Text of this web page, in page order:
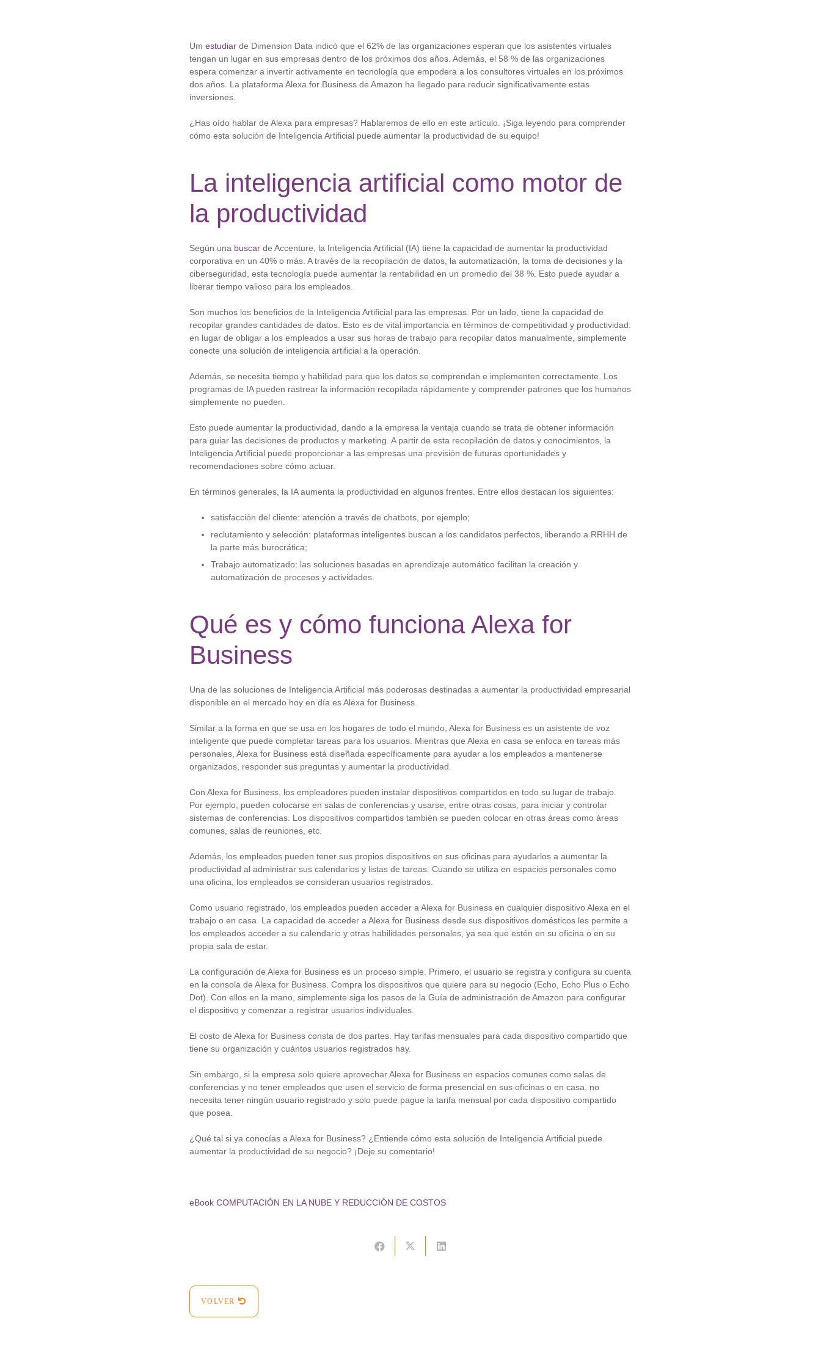
Um estudiar de Dimension Data indicó que el 62% de las organizaciones esperan que los asistentes virtuales
tengan un lugar en sus empresas dentro de los próximos dos años. Además, el 58 % de las organizaciones
espera comenzar a invertir activamente en tecnología que empodera a los consultores virtuales en los próximos
dos años. La plataforma Alexa for Business de Amazon ha llegado para reducir significativamente estas
inversiones.
¿Has oído hablar de Alexa para empresas? Hablaremos de ello en este artículo. ¡Siga leyendo para comprender
cómo esta solución de Inteligencia Artificial puede aumentar la productividad de su equipo!
La inteligencia artificial como motor de
la productividad
Según una buscar de Accenture, la Inteligencia Artificial (IA) tiene la capacidad de aumentar la productividad
corporativa en un 40% o más. A través de la recopilación de datos, la automatización, la toma de decisiones y la
ciberseguridad, esta tecnología puede aumentar la rentabilidad en un promedio del 38 %. Esto puede ayudar a
liberar tiempo valioso para los empleados.
Son muchos los beneficios de la Inteligencia Artificial para las empresas. Por un lado, tiene la capacidad de
recopilar grandes cantidades de datos. Esto es de vital importancia en términos de competitividad y productividad:
en lugar de obligar a los empleados a usar sus horas de trabajo para recopilar datos manualmente, simplemente
conecte una solución de inteligencia artificial a la operación.
Además, se necesita tiempo y habilidad para que los datos se comprendan e implementen correctamente. Los
programas de IA pueden rastrear la información recopilada rápidamente y comprender patrones que los humanos
simplemente no pueden.
Esto puede aumentar la productividad, dando a la empresa la ventaja cuando se trata de obtener información
para guiar las decisiones de productos y marketing. A partir de esta recopilación de datos y conocimientos, la
Inteligencia Artificial puede proporcionar a las empresas una previsión de futuras oportunidades y
recomendaciones sobre cómo actuar.
En términos generales, la IA aumenta la productividad en algunos frentes. Entre ellos destacan los siguientes:
satisfacción del cliente: atención a través de chatbots, por ejemplo;
reclutamiento y selección: plataformas inteligentes buscan a los candidatos perfectos, liberando a RRHH de
la parte más burocrática;
Trabajo automatizado: las soluciones basadas en aprendizaje automático facilitan la creación y
automatización de procesos y actividades.
Qué es y cómo funciona Alexa for
Business
Una de las soluciones de Inteligencia Artificial más poderosas destinadas a aumentar la productividad empresarial
disponible en el mercado hoy en día es Alexa for Business.
Similar a la forma en que se usa en los hogares de todo el mundo, Alexa for Business es un asistente de voz
inteligente que puede completar tareas para los usuarios. Mientras que Alexa en casa se enfoca en tareas más
personales, Alexa for Business está diseñada específicamente para ayudar a los empleados a mantenerse
organizados, responder sus preguntas y aumentar la productividad.
Con Alexa for Business, los empleadores pueden instalar dispositivos compartidos en todo su lugar de trabajo.
Por ejemplo, pueden colocarse en salas de conferencias y usarse, entre otras cosas, para iniciar y controlar
sistemas de conferencias. Los dispositivos compartidos también se pueden colocar en otras áreas como áreas
comunes, salas de reuniones, etc.
Además, los empleados pueden tener sus propios dispositivos en sus oficinas para ayudarlos a aumentar la
productividad al administrar sus calendarios y listas de tareas. Cuando se utiliza en espacios personales como
una oficina, los empleados se consideran usuarios registrados.
Como usuario registrado, los empleados pueden acceder a Alexa for Business en cualquier dispositivo Alexa en el
trabajo o en casa. La capacidad de acceder a Alexa for Business desde sus dispositivos domésticos les permite a
los empleados acceder a su calendario y otras habilidades personales, ya sea que estén en su oficina o en su
propia sala de estar.
La configuración de Alexa for Business es un proceso simple. Primero, el usuario se registra y configura su cuenta
en la consola de Alexa for Business. Compra los dispositivos que quiere para su negocio (Echo, Echo Plus o Echo
Dot). Con ellos en la mano, simplemente siga los pasos de la Guía de administración de Amazon para configurar
el dispositivo y comenzar a registrar usuarios individuales.
El costo de Alexa for Business consta de dos partes. Hay tarifas mensuales para cada dispositivo compartido que
tiene su organización y cuántos usuarios registrados hay.
Sin embargo, si la empresa solo quiere aprovechar Alexa for Business en espacios comunes como salas de
conferencias y no tener empleados que usen el servicio de forma presencial en sus oficinas o en casa, no
necesita tener ningún usuario registrado y solo puede pague la tarifa mensual por cada dispositivo compartido
que posea.
¿Qué tal si ya conocías a Alexa for Business? ¿Entiende cómo esta solución de Inteligencia Artificial puede
aumentar la productividad de su negocio? ¡Deje su comentario!
eBook COMPUTACIÓN EN LA NUBE Y REDUCCIÓN DE COSTOS
VOLVER